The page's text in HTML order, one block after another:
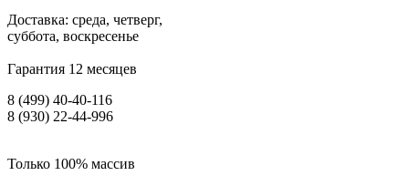
Доставка: среда, четверг,
суббота, воскресенье
Гарантия 12 месяцев
8 (499) 40-40-116
8 (930) 22-44-996
Только 100% массив